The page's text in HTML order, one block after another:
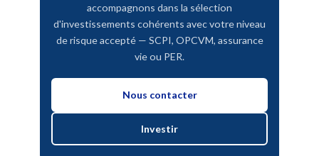
accompagnons dans la sélection
d'investissements cohérents avec votre niveau
de risque accepté — SCPI, OPCVM, assurance
vie ou PER.
Nous contacter
Investir